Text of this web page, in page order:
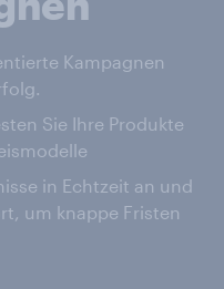
Kampagnen
Sie Ihre Produkte
in Echtzeit an und
um knappe Fristen